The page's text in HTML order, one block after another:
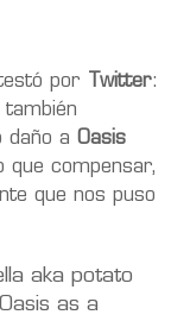
por Twitter:
también
daño a Oasis
compensar,
que nos puso
aka potato
as a